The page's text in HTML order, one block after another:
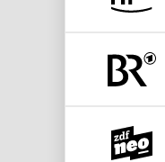
Schnittgut. Alles aus dem Garten
Death in Paradise